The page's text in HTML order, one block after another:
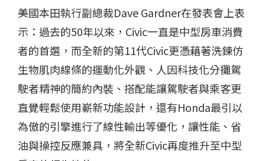
美國本田執行副總裁Dave Gardner在發表會上表
示：過去的50年以來， Civic一直是中型房車消費
者的首選，而全新的第11代Civic更憑藉著洗鍊仿
生物肌肉線條的運動化外觀、人因科技化分攤駕
駛者精神的簡約內裝、搭配能讓駕駛者與乘客更
直覺輕鬆使用嶄新功能設計，還有Honda最引以
為傲的引擎進行了線性輸出等優化，讓性能、省
油與操控反應兼具，將全新Civic再度推升至中型